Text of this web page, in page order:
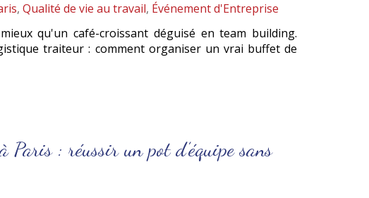
, Qualité de vie au travail, Événement d'Entreprise
qu'un café-croissant déguisé en team building.
traiteur : comment organiser un vrai buffet de
: réussir un pot d’équipe sans